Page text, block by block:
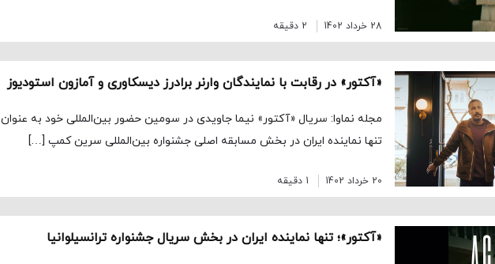
28 خرداد 1402 2 دقیقه
«آكتور» در رقابت با نمايندگان وارنر برادرز ديسكاوری و آمازون استوديوز
مجله نماوا: سریال «آکتور» نیما جاویدی در سومین حضور بین‌المللی خود به عنوان
تنها نماینده ایران در بخش مسابقه اصلی جشنواره بین‌المللی سرین کمپ […]
20 خرداد 1402 1 دقیقه
«آکتور»؛ تنها نماینده ایران در بخش سریال جشنواره ترانسیلوانیا